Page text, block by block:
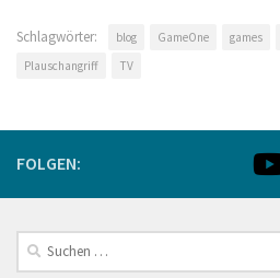
Schlagwörter: blog GameOne games
Plauschangriff
TV
FOLGEN:
Suchen
nach: